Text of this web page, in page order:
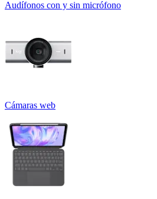
Audífonos con y sin micrófono
Cámaras web